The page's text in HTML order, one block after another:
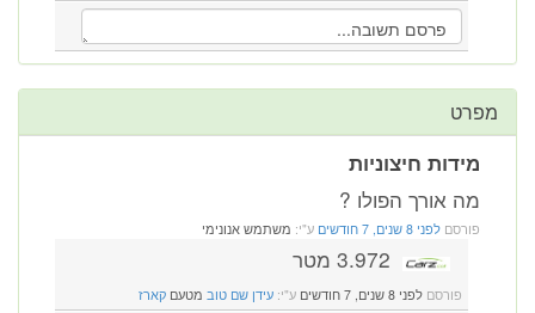
מפרט
מידות חיצוניות
מה אורך הפולו ?
פורסם לפני 8 שנים, 7 חודשים ע"י: משתמש אנונימי
3.972 מטר
פורסם לפני 8 שנים, 7 חודשים ע"י: עידן שם טוב מטעם קארז